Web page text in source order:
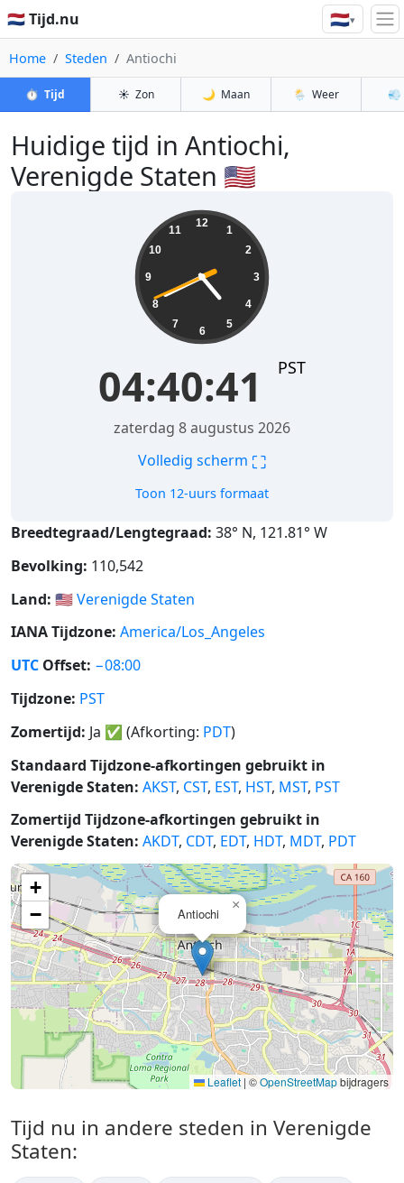
🇳🇱 Tijd.nu 🇳🇱▾
Home Steden Antiochi
⏱️ Tijd ☀️ Zon 🌙 Maan 🌦️ Weer 💨
Huidige tijd in Antiochi,
Verenigde Staten 🇺🇸
12
1
2
3
4
5
6
7
8
9
10
11
04:40:41 PST
zaterdag 8 augustus 2026
Volledig scherm ⛶
Toon 12-uurs formaat
Breedtegraad/Lengtegraad: 38° N, 121.81° W
Bevolking: 110,542
Land: 🇺🇸Verenigde Staten
IANA Tijdzone: America/Los_Angeles
UTC Offset: −08:00
Tijdzone: PST
Zomertijd: Ja ✅ (Afkorting: PDT)
Standaard Tijdzone-afkortingen gebruikt in
Verenigde Staten: AKST, CST, EST, HST, MST, PST
Zomertijd Tijdzone-afkortingen gebruikt in
Verenigde Staten: AKDT, CDT, EDT, HDT, MDT, PDT
Antiochi
×
+
−
Leaflet | ©OpenStreetMapbijdragers
Tijd nu in andere steden in Verenigde
Staten: